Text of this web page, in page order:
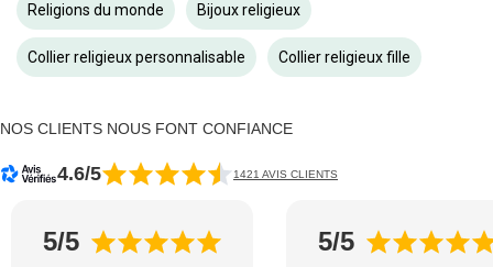
Religions du monde Bijoux religieux
Collier religieux personnalisable Collier religieux fille
NOS CLIENTS NOUS FONT CONFIANCE
4.6/5 1421 AVIS CLIENTS
5/5 5/5